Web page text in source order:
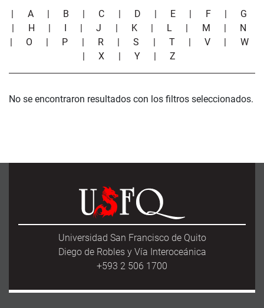
| A | B | C | D | E | F | G
| H | I |J | K | L | M | N
| O | P | R |S | T |V | W
|X | Y |Z
No se encontraron resultados con los filtros seleccionados.
Universidad San Francisco de Quito
Diego de Robles y Vía Interoceánica
+593 2 506 1700